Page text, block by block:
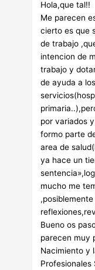
Hola,que tal!!
Me parecen
cierto es que
de trabajo
intencion de
trabajo y
de ayuda a
por variados
formo parte
area de
ya hace un
mucho me
Bueno os
parecen muy
Nacimiento y
Profesionales